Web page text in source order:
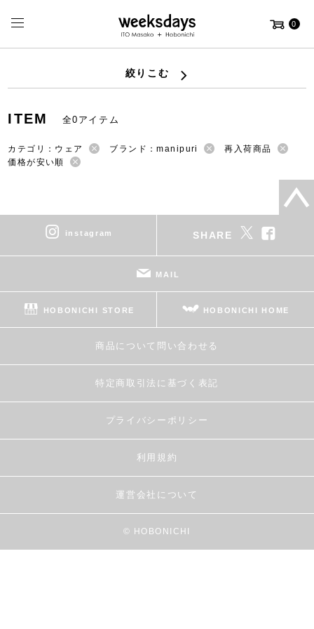
0
絞りこむ
ITEM 全0アイテム
カテゴリ：ウェア ブランド：manipuri
再入荷商品
価格が安い順
instagram SHARE
MAIL
HOBONICHI STORE HOBONICHI HOME
商品について問い合わせる
特定商取引法に基づく表記
プライバシーポリシー
利用規約
運営会社について
© HOBONICHI